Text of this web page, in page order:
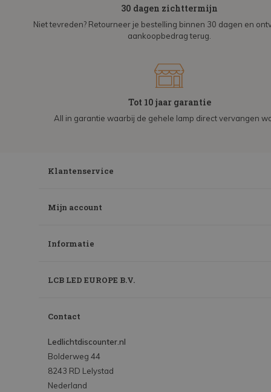
30 dagen zichttermijn
Niet tevreden? Retourneer je bestelling binnen 30 dagen en
aankoopbedrag terug.
Tot 10 jaar garantie
All in garantie waarbij de gehele lamp direct vervangen
Klantenservice
Mijn account
Informatie
LCB LED EUROPE B.V.
Contact
Ledlichtdiscounter.nl
Bolderweg 44
8243 RD Lelystad
Nederland